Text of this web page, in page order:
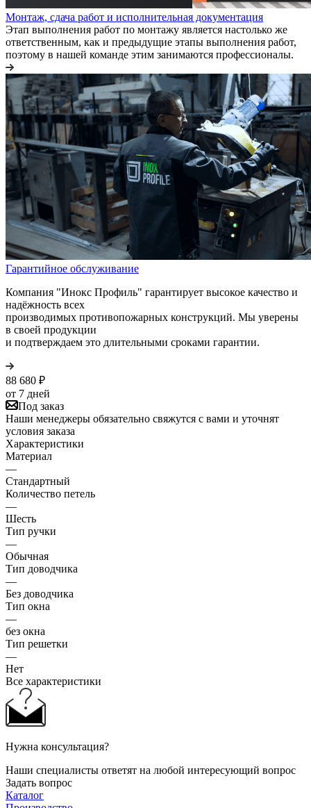
Монтаж, сдача работ и исполнительная документация
Этап выполнения работ по монтажу является настолько же
ответственным, как и предыдущие этапы выполнения работ,
поэтому в нашей команде этим занимаются профессионалы.
Гарантийное обслуживание
Компания "Инокс Профиль" гарантирует высокое качество и
надёжность всех
производимых противопожарных конструкций. Мы уверены
в своей продукции
и подтверждаем это длительными сроками гарантии.
88 680 ₽
от 7 дней
Под заказ
Наши менеджеры обязательно свяжутся с вами и уточнят
условия заказа
Характеристики
Материал
—
Стандартный
Количество петель
—
Шесть
Тип ручки
—
Обычная
Тип доводчика
—
Без доводчика
Тип окна
—
без окна
Тип решетки
—
Нет
Все характеристики
Нужна консультация?
Наши специалисты ответят на любой интересующий вопрос
Задать вопрос
Каталог